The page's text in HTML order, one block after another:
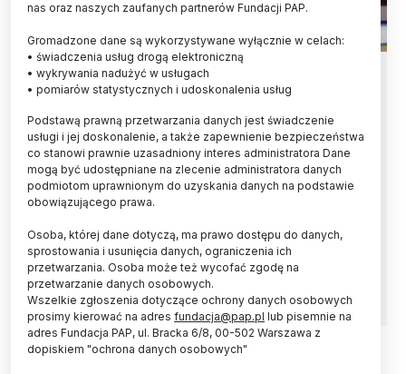
Naukowiec z Sieci Łukasiewicz
jednym z głównych doradców
Komisji Europejskiej
Prof. dr inż. Rafał Łukasik z Sieci Badawczej
Łukasiewicz (SBŁ) został powołany do Grupy
Głównych Doradców Naukowych Komisji
Zajmie się bezpieczeństwem technologicznym,
transformacją energetyczną i rozwojem
sztucznej inteligencji.
nas oraz naszych zaufanych partnerów Fundacji PAP.
Gromadzone dane są wykorzystywane wyłącznie w celach:
• świadczenia usług drogą elektroniczną
• wykrywania nadużyć w usługach
• pomiarów statystycznych i udoskonalenia usług
Podstawą prawną przetwarzania danych jest świadczenie
usługi i jej doskonalenie, a także zapewnienie bezpieczeństwa
co stanowi prawnie uzasadniony interes administratora Dane
mogą być udostępniane na zlecenie administratora danych
podmiotom uprawnionym do uzyskania danych na podstawie
obowiązującego prawa.
Osoba, której dane dotyczą, ma prawo dostępu do danych,
sprostowania i usunięcia danych, ograniczenia ich
przetwarzania. Osoba może też wycofać zgodę na
przetwarzanie danych osobowych.
Wszelkie zgłoszenia dotyczące ochrony danych osobowych
prosimy kierować na adres fundacja@pap.pl lub pisemnie na
adres Fundacja PAP, ul. Bracka 6/8, 00-502 Warszawa z
dopiskiem "ochrona danych osobowych"